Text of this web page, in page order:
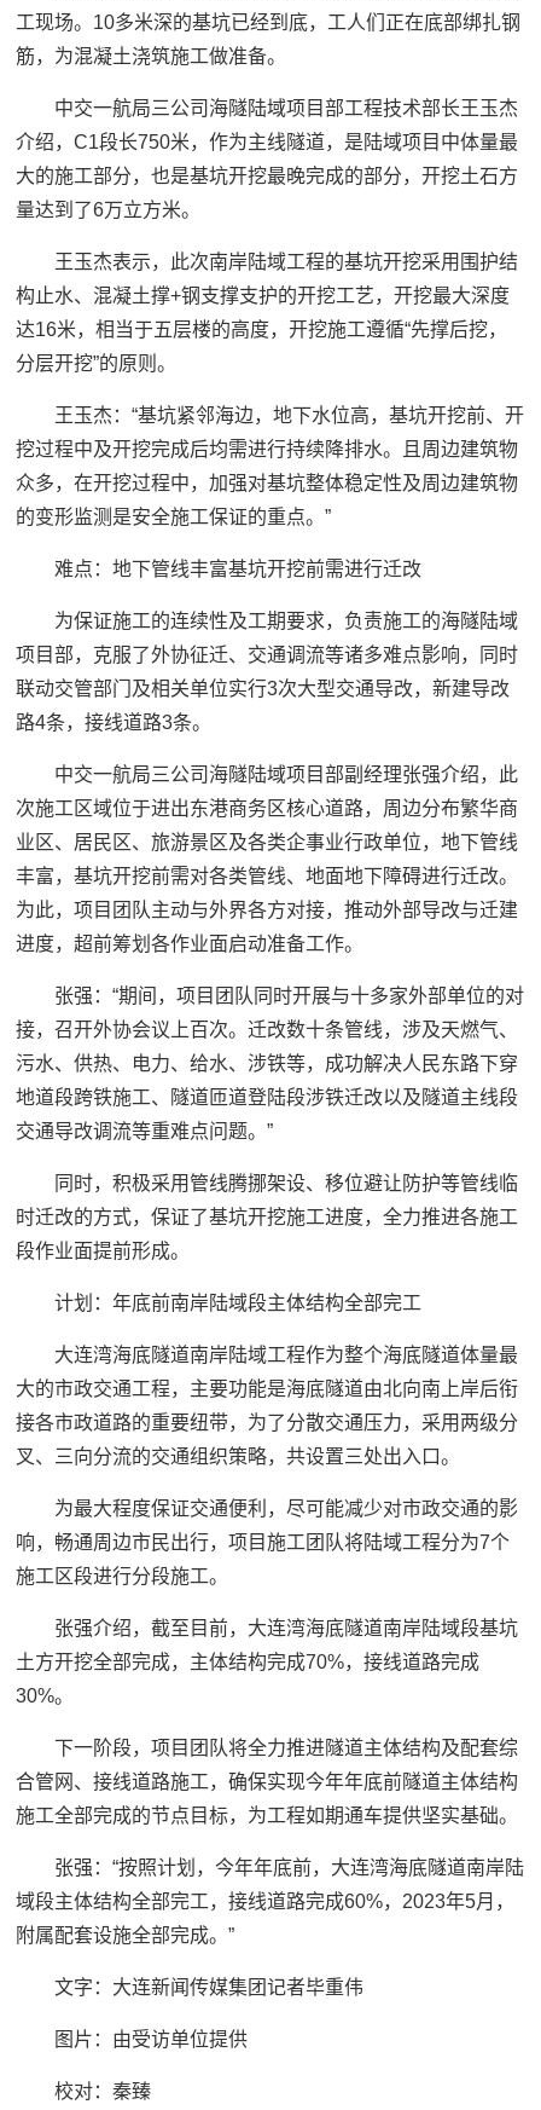
工现场。10多米深的基坑已经到底，工人们正在底部绑扎钢
筋，为混凝土浇筑施工做准备。
中交一航局三公司海隧陆域项目部工程技术部长王玉杰
介绍，C1段长750米，作为主线隧道，是陆域项目中体量最
大的施工部分，也是基坑开挖最晚完成的部分，开挖土石方
量达到了6万立方米。
王玉杰表示，此次南岸陆域工程的基坑开挖采用围护结
构止水、混凝土撑+钢支撑支护的开挖工艺，开挖最大深度
达16米，相当于五层楼的高度，开挖施工遵循“先撑后挖，
分层开挖”的原则。
王玉杰：“基坑紧邻海边，地下水位高，基坑开挖前、开
挖过程中及开挖完成后均需进行持续降排水。且周边建筑物
众多，在开挖过程中，加强对基坑整体稳定性及周边建筑物
的变形监测是安全施工保证的重点。”
难点：地下管线丰富基坑开挖前需进行迁改
为保证施工的连续性及工期要求，负责施工的海隧陆域
项目部，克服了外协征迁、交通调流等诸多难点影响，同时
联动交管部门及相关单位实行3次大型交通导改，新建导改
路4条，接线道路3条。
中交一航局三公司海隧陆域项目部副经理张强介绍，此
次施工区域位于进出东港商务区核心道路，周边分布繁华商
业区、居民区、旅游景区及各类企事业行政单位，地下管线
丰富，基坑开挖前需对各类管线、地面地下障碍进行迁改。
为此，项目团队主动与外界各方对接，推动外部导改与迁建
进度，超前筹划各作业面启动准备工作。
张强：“期间，项目团队同时开展与十多家外部单位的对
接，召开外协会议上百次。迁改数十条管线，涉及天燃气、
污水、供热、电力、给水、涉铁等，成功解决人民东路下穿
地道段跨铁施工、隧道匝道登陆段涉铁迁改以及隧道主线段
交通导改调流等重难点问题。”
同时，积极采用管线腾挪架设、移位避让防护等管线临
时迁改的方式，保证了基坑开挖施工进度，全力推进各施工
段作业面提前形成。
计划：年底前南岸陆域段主体结构全部完工
大连湾海底隧道南岸陆域工程作为整个海底隧道体量最
大的市政交通工程，主要功能是海底隧道由北向南上岸后衔
接各市政道路的重要纽带，为了分散交通压力，采用两级分
叉、三向分流的交通组织策略，共设置三处出入口。
为最大程度保证交通便利，尽可能减少对市政交通的影
响，畅通周边市民出行，项目施工团队将陆域工程分为7个
施工区段进行分段施工。
张强介绍，截至目前，大连湾海底隧道南岸陆域段基坑
土方开挖全部完成，主体结构完成70%，接线道路完成
30%。
下一阶段，项目团队将全力推进隧道主体结构及配套综
合管网、接线道路施工，确保实现今年年底前隧道主体结构
施工全部完成的节点目标，为工程如期通车提供坚实基础。
张强：“按照计划，今年年底前，大连湾海底隧道南岸陆
域段主体结构全部完工，接线道路完成60%，2023年5月，
附属配套设施全部完成。”
文字：大连新闻传媒集团记者毕重伟
图片：由受访单位提供
校对：秦臻